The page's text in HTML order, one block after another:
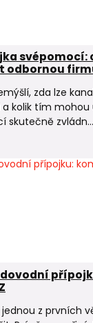
svépomocí:
odbornou
zda lze
kolik tím mohou
skutečně zvládn...
z prvních